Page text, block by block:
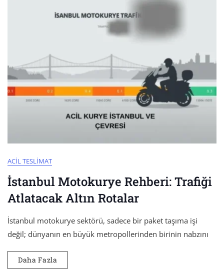
ACIL TESLIMAT
İstanbul Motokurye Rehberi: Trafiği
Atlatacak Altın Rotalar
İstanbul motokurye sektörü, sadece bir paket taşıma işi
değil; dünyanın en büyük metropollerinden birinin nabzını
Daha Fazla